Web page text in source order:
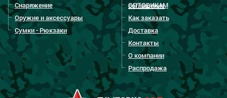
Снаряжение
Оружие и аксессуары
Сумки - Рюкзаки
соглашение
ОПТОВИКАМ
Как заказать
Доставка
Контакты
О компании
Распродажа